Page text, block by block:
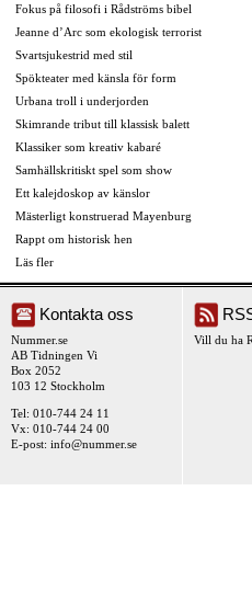
Fokus på filosofi i Rådströms bibel
Jeanne d’Arc som ekologisk terrorist
Svartsjukestrid med stil
Spökteater med känsla för form
Urbana troll i underjorden
Skimrande tribut till klassisk balett
Klassiker som kreativ kabaré
Samhällskritiskt spel som show
Ett kalejdoskop av känslor
Mästerligt konstruerad Mayenburg
Rappt om historisk hen
Läs fler
Kontakta oss
Nummer.se
AB Tidningen Vi
Box 2052
103 12 Stockholm
Tel: 010-744 24 11
Vx: 010-744 24 00
E-post: info@nummer.se
Vill du ha